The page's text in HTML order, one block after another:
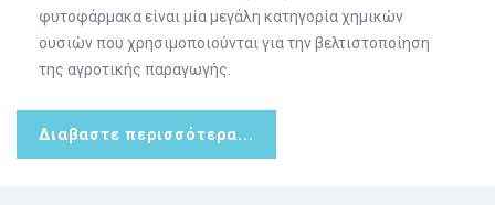
φυτοφάρμακα είναι μία μεγάλη κατηγορία χημικών
ουσιών που χρησιμοποιούνται για την βελτιστοποίηση
της αγροτικής παραγωγής.
Διαβαστε περισσότερα...